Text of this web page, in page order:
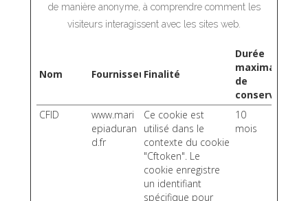
de manière anonyme, à comprendre comment les
visiteurs interagissent avec les sites web.
Nom FournisseurFinalité
Durée
maximale
de
conservation
CFID
www.mari
epiaduran
d.fr
Ce cookie est
utilisé dans le
contexte du cookie
"Cftoken". Le
cookie enregistre
un identifiant
spécifique pour
10
mois